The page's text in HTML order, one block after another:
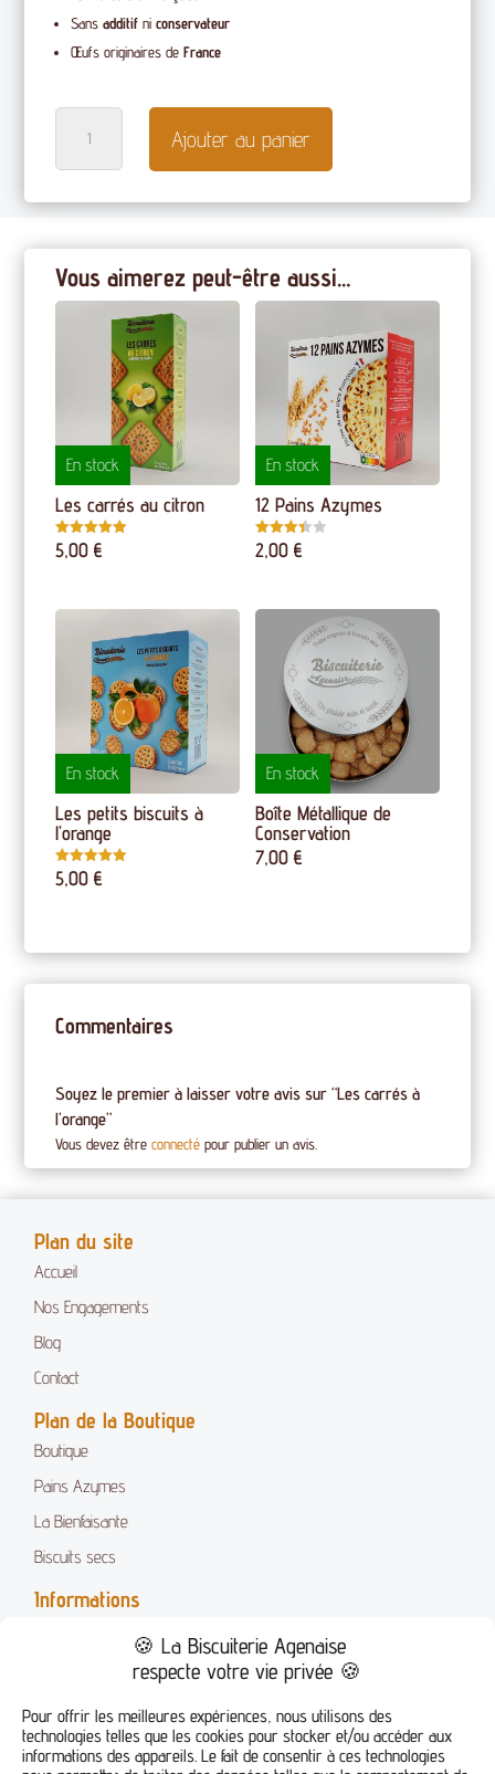
🍪 La Biscuiterie Agenaise
respecte votre vie privée 🍪
Pour offrir les meilleures expériences, nous utilisons des
technologies telles que les cookies pour stocker et/ou accéder aux
informations des appareils. Le fait de consentir à ces technologies
Sansadditif niconservateur
Œufs originaires de France
Les
l'orange
Ajouter au panier
Vous aimerez peut-être aussi…
En stock
Les carrés au citron
Note
5.00
5,00€
En stock
12 Pains Azymes
Note
3.40
2,00 €
En stock
Les petits biscuits à
l’orange
Note
5.00
5,00€
En stock
Boîte Métallique de
Conservation
7,00 €
Commentaires
Soyez le premier à laisser votre avis sur “Les carrés à
l’orange”
Vous devez êtreconnecté pour publier un avis.
Plan du site
Accueil
Nos Engagements
Blog
Contact
Plan de la Boutique
Boutique
Pains Azymes
La Bienfaisante
Biscuits secs
Informations
Conditions Générales de Vente
Suivez-nous !